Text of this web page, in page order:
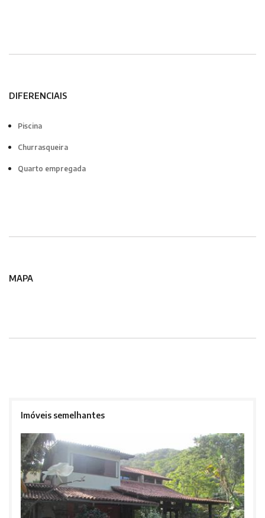
DIFERENCIAIS
Piscina
Churrasqueira
Quarto empregada
MAPA
Imóveis semelhantes